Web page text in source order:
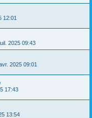
12:01
2025 09:43
2025 09:01
17:43
13:54